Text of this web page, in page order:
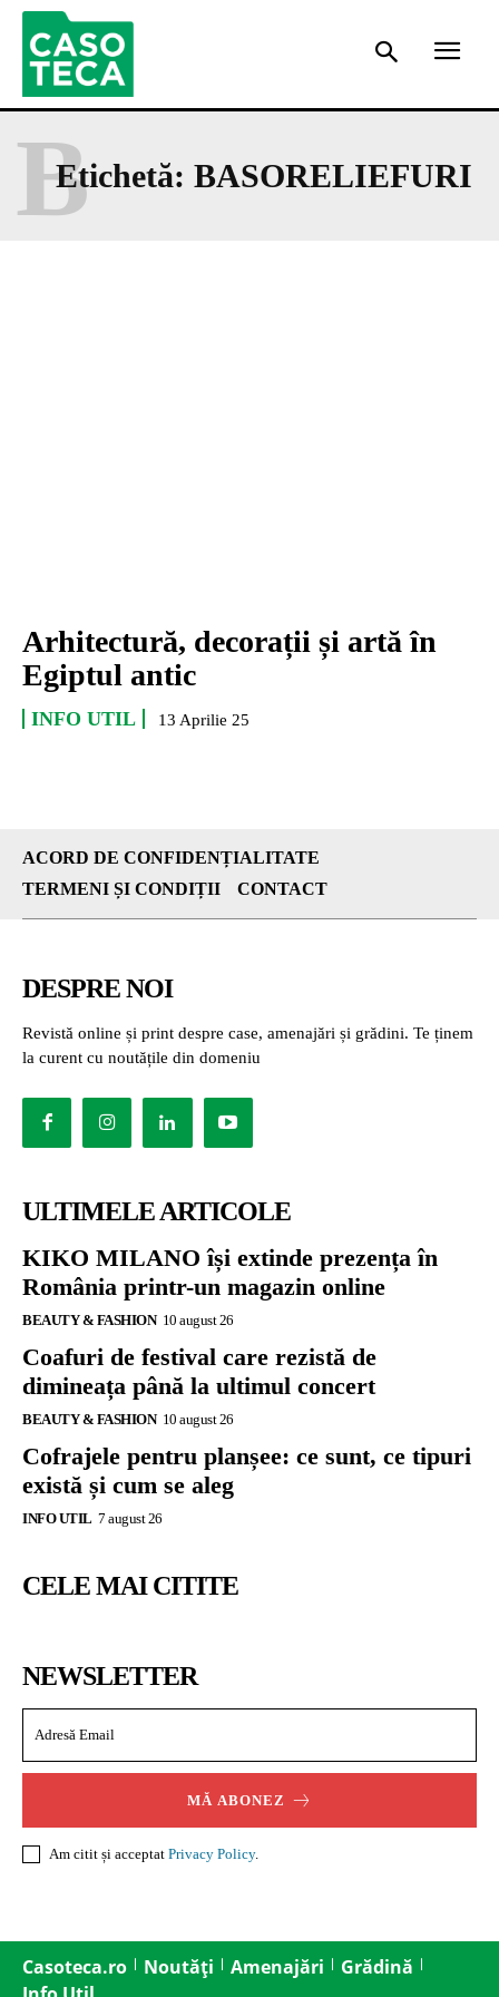
Etichetă: BASORELIEFURI
B
Arhitectură, decorații și artă în
Egiptul antic
INFO UTIL 13 Aprilie 25
ACORD DE CONFIDENȚIALITATE
TERMENI ȘI CONDIȚII
CONTACT
DESPRE NOI
Revistă online și print despre case, amenajări și grădini. Te ținem
la curent cu noutățile din domeniu
ULTIMELE ARTICOLE
KIKO MILANO își extinde prezența în
România printr-un magazin online
BEAUTY & FASHION 10 august 26
Coafuri de festival care rezistă de
dimineața până la ultimul concert
BEAUTY & FASHION 10 august 26
Cofrajele pentru planșee: ce sunt, ce tipuri
există și cum se aleg
INFO UTIL 7 august 26
CELE MAI CITITE
NEWSLETTER
MĂ ABONEZ
Am citit și acceptat Privacy Policy.
Casoteca.ro Noutăți Amenajări
Grădină